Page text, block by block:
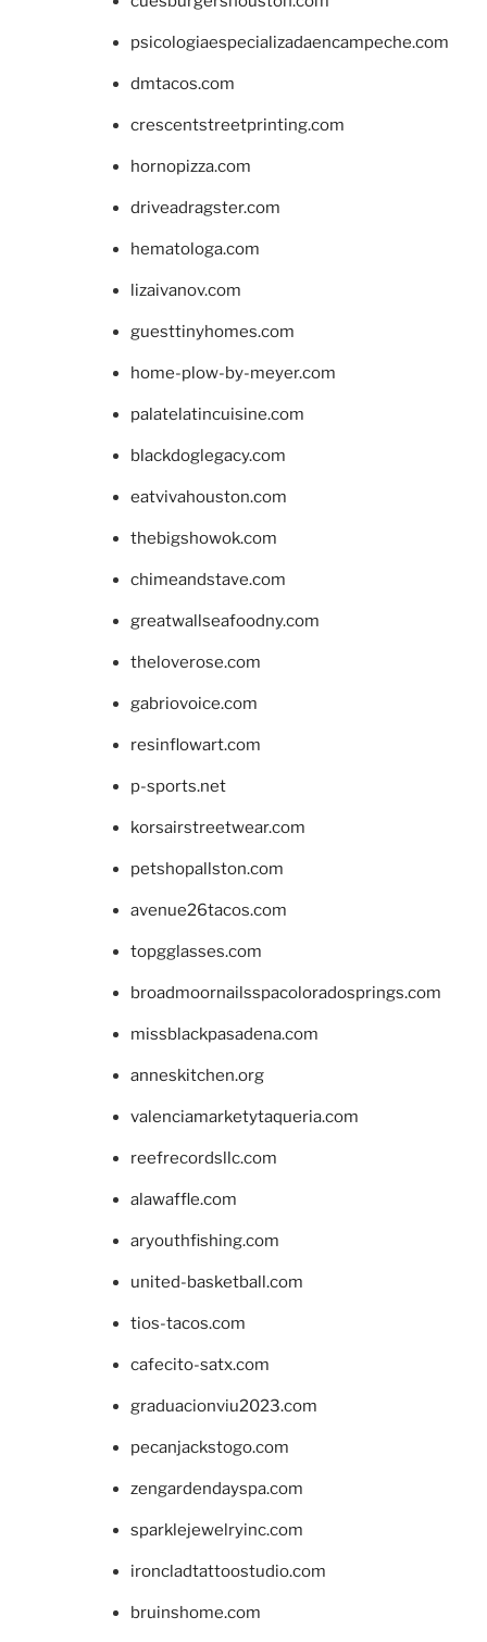
psicologiaespecializadaencampeche.com
dmtacos.com
crescentstreetprinting.com
hornopizza.com
driveadragster.com
hematologa.com
lizaivanov.com
guesttinyhomes.com
home-plow-by-meyer.com
palatelatincuisine.com
blackdoglegacy.com
eatvivahouston.com
thebigshowok.com
chimeandstave.com
greatwallseafoodny.com
theloverose.com
gabriovoice.com
resinflowart.com
p-sports.net
korsairstreetwear.com
petshopallston.com
avenue26tacos.com
topgglasses.com
broadmoornailsspacoloradosprings.com
missblackpasadena.com
anneskitchen.org
valenciamarketytaqueria.com
reefrecordsllc.com
alawaffle.com
aryouthfishing.com
united-basketball.com
tios-tacos.com
cafecito-satx.com
graduacionviu2023.com
pecanjackstogo.com
zengardendayspa.com
sparklejewelryinc.com
ironcladtattoostudio.com
bruinshome.com